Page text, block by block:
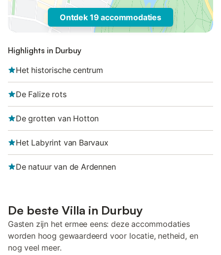
Ontdek 19 accommodaties
Highlights in Durbuy
Het historische centrum
De Falize rots
De grotten van Hotton
Het Labyrint van Barvaux
De natuur van de Ardennen
De beste Villa in Durbuy
Gasten zijn het ermee eens: deze accommodaties
worden hoog gewaardeerd voor locatie, netheid, en
nog veel meer.